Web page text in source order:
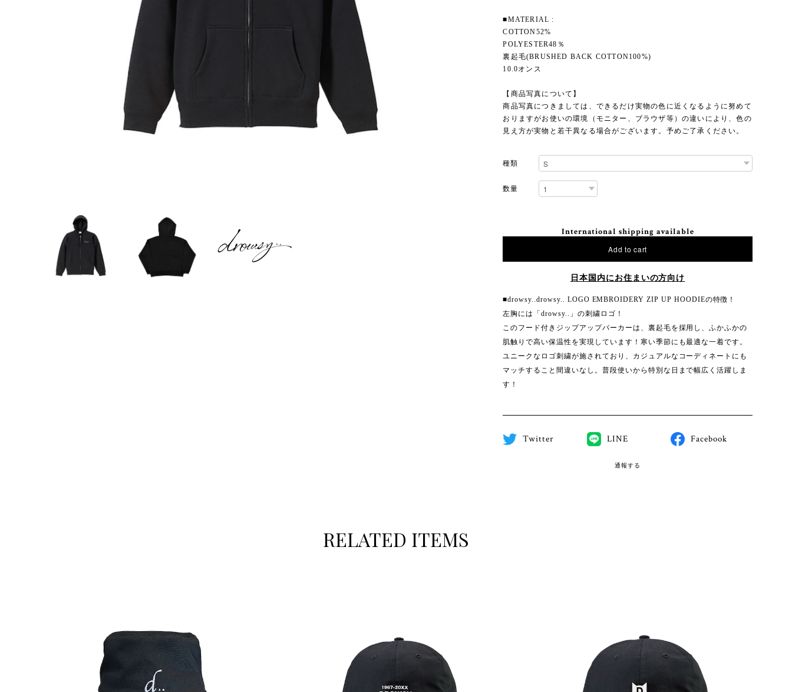
■MATERIAL :
COTTON52%
POLYESTER48％
裏起毛(BRUSHED BACK COTTON100%)
10.0オンス
【商品写真について】
商品写真につきましては、できるだけ実物の色に近くなるように努めて
おりますがお使いの環境（モニター、ブラウザ等）の違いにより、色の
見え方が実物と若干異なる場合がございます。予めご了承ください。
種類
数量
International shipping available
Add to cart
日本国内にお住まいの方向け
■drowsy..drowsy.. LOGO EMBROIDERY ZIP UP HOODIEの特徴！
左胸には「drowsy..」の刺繍ロゴ！
このフード付きジップアップパーカーは、裏起毛を採用し、ふかふかの
肌触りで高い保温性を実現しています！寒い季節にも最適な一着です。
ユニークなロゴ刺繍が施されており、カジュアルなコーディネートにも
マッチすること間違いなし。普段使いから特別な日まで幅広く活躍しま
す！
Twitter LINE Facebook
通報する
RELATED ITEMS